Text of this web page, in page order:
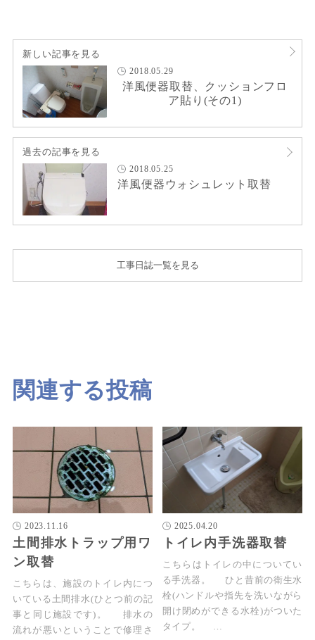
新しい記事を見る
2018.05.29
洋風便器取替、クッションフロ
ア貼り(その1)
過去の記事を見る
2018.05.25
洋風便器ウォシュレット取替
工事日誌一覧を見る
関連する投稿
2023.11.16
土間排水トラップ用ワ
ン取替
こちらは、施設のトイレ内につ
いている土間排水(ひとつ前の記
事と同じ施設です)。 排水の
流れが悪いということで修理さ
2025.04.20
トイレ内手洗器取替
こちらはトイレの中についてい
る手洗器。 ひと昔前の衛生水
栓(ハンドルや指先を洗いながら
開け閉めができる水栓)がついた
タイプ。 …